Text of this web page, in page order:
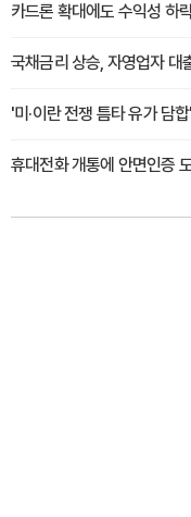
카드론 확대에도 수익성 하
국채금리 상승, 자영업자 대
'미·이란 전쟁 틈타 유가 담
휴대전화 개통에 안면인증